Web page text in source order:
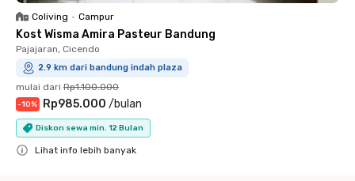
Coliving • Campur
Kost Wisma Amira Pasteur Bandung
Pajajaran, Cicendo
2.9 km dari bandung indah plaza
mulai dari Rp1.100.000
-10% Rp985.000 /bulan
Diskon sewa min. 12 Bulan
Lihat info lebih banyak